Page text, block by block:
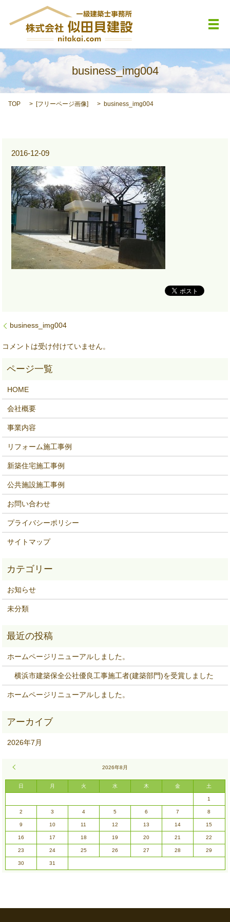
メ
business_img004
TOP [フリーページ画像] business_img004
2016-12-09
business_img004
コメントは受け付けていません。
HOME
会社概要
事業内容
リフォーム施工事例
新築住宅施工事例
公共施設施工事例
お問い合わせ
プライバシーポリシー
サイトマップ
お知らせ
未分類
ホームページリニューアルしました。
横浜市建築保全公社優良工事施工者(建築部門)を受賞しました
ホームページリニューアルしました。
2026年7月
2026年8月
日 月 火 水 木 金 土
1
2 3 4 5 6 7 8
9 10 11 12 13 14 15
16 17 18 19 20 21 22
23 24 25 26 27 28 29
30 31